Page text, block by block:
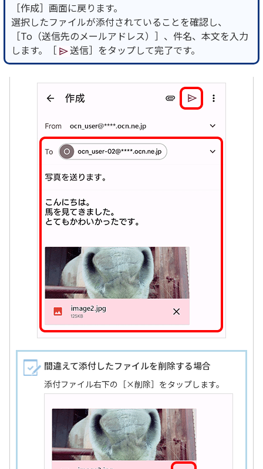
［作成］画面に戻ります。
選択したファイルが添付されていることを確認し、
［To（送信先のメールアドレス）］、件名、本文を入力
します。［
送信］をタップして完了です。
間違えて添付したファイルを削除する場合
添付ファイル右下の［×削除］をタップします。